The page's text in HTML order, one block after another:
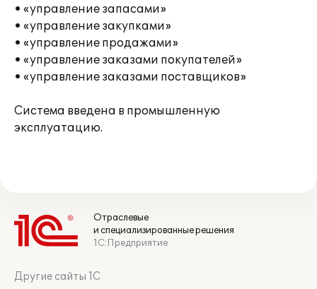
• «управление запасами»
• «управление закупками»
• «управление продажами»
• «управление заказами покупателей»
• «управление заказами поставщиков»
Система введена в промышленную
эксплуатацию.
Отраслевые
и специализированные решения
1С:Предприятие
Другие сайты 1С